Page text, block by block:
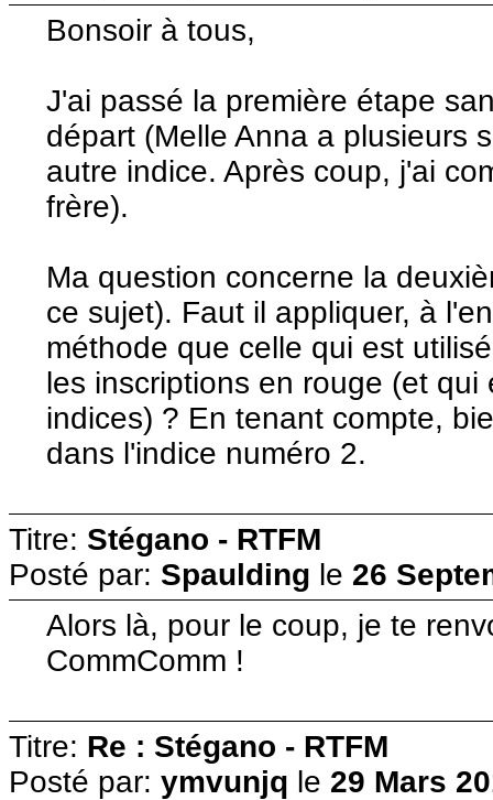
Bonsoir à tous,
J'ai passé la première étape
départ (Melle Anna a plusieurs
autre indice. Après coup, j'ai
frère).
Ma question concerne la
ce sujet). Faut il appliquer, à
méthode que celle qui est
les inscriptions en rouge (et
indices) ? En tenant compte,
dans l'indice numéro 2.
Titre: Stégano - RTFM
Posté par: Spaulding le 26
Alors là, pour le coup, je te
CommComm !
Titre: Re : Stégano - RTFM
Posté par: ymvunjq le 29 Mars